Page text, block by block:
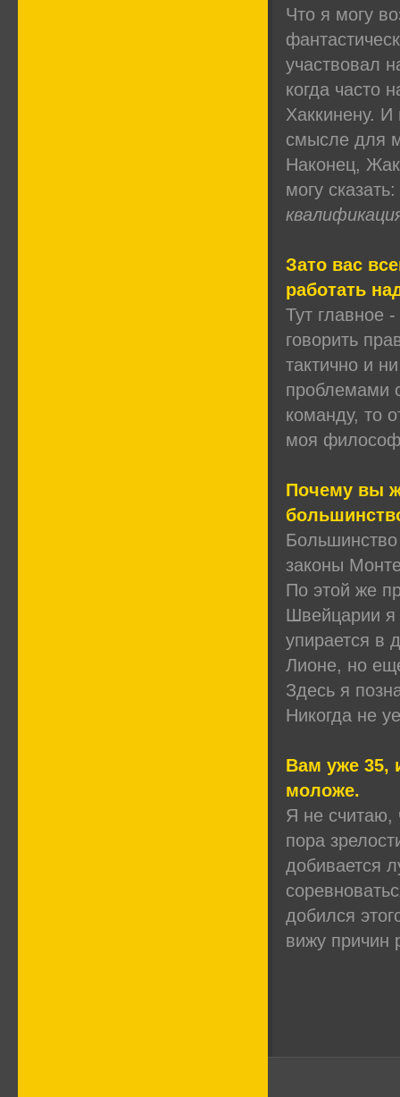
Что я могу
участвовал
когда часто
Хаккинену.
смысле для
Наконец,
могу
Зато вас
работать
Тут главное
говорить
тактично и
проблемами
команду, то
моя
Почему вы
законы
По этой же
Швейцарии я
упирается в
Лионе, но
Здесь я
Никогда не
Вам уже 35,
моложе.
Я не считаю,
пора
добивается
добился
вижу причин